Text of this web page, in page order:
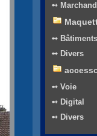
➻
➻ Bâtiments
➻ Divers
➻ Voie
➻ Digital
➻ Divers